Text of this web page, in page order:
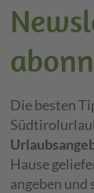
Die besten
Hause
angeben und